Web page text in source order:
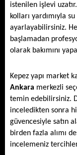
istenilen işlevi
kolları yardımıyla
ayarlayabilirsiniz.
başlamadan
olarak bakımını
Kepez yapı market
Ankara merkezli
temin edebilirsiniz.
inceledikten sonra
güvencesiyle satın
birden fazla alımı
incelemeniz